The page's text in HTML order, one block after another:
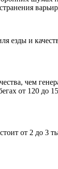
езды и
чем
от 120 до
от 2 до 3